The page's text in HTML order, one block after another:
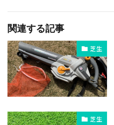
関連する記事
芝生
芝生